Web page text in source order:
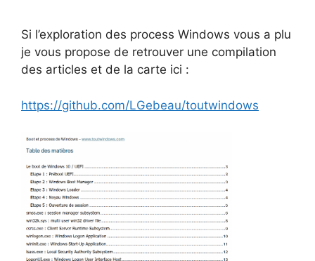
Si l’exploration des process Windows vous a plu
je vous propose de retrouver une compilation
des articles et de la carte ici :
https://github.com/LGebeau/toutwindows